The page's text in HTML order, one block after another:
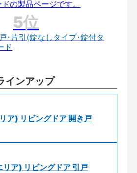
･片引(錠なしタイプ･錠付タ
ド
インアップ
ア) リビングドア 開き戸
ア) リビングドア 引戸